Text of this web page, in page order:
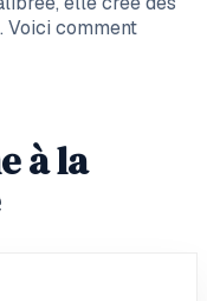
Voici comment
à la